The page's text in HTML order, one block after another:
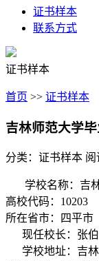
证书样本
联系方式
证书样本
首页 >> 证书样本
吉林师范大学
分类：证书样本 阅
学校名称：吉
高校代码：10203
所在省市：四平市
现任校长：张
学校地址：吉林